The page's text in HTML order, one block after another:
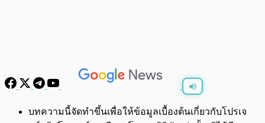
พร้อมเล่น 0:00/0:00
บทความนี้จัดทำขึ้นเพื่อให้ข้อมูลเบื้องต้นเกี่ยวกับโปรเจ